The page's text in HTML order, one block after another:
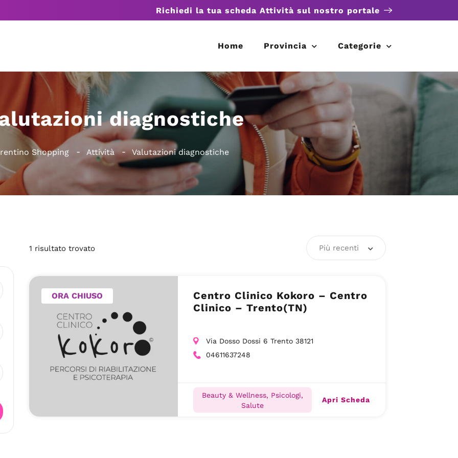
Richiedi la tua scheda Attività sul nostro portale
Home Provincia Categorie
diagnostiche
Shopping Attività Valutazioni diagnostiche
1 risultato trovato Più recenti
ORA CHIUSO
Centro Clinico Kokoro – Centro
Clinico – Trento(TN)
Via Dosso Dossi 6 Trento 38121
04611637248
Beauty & Wellness, Psicologi,
Salute
Apri Scheda